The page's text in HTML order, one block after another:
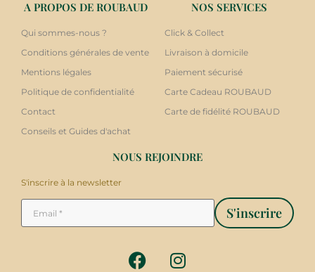
A PROPOS DE ROUBAUD
Qui sommes-nous ?
Conditions générales de vente
Mentions légales
Politique de confidentialité
Contact
Conseils et Guides d'achat
NOS SERVICES
Click & Collect
Livraison à domicile
Paiement sécurisé
Carte Cadeau ROUBAUD
Carte de fidélité ROUBAUD
NOUS REJOINDRE
S'inscrire à la newsletter
S'inscrire